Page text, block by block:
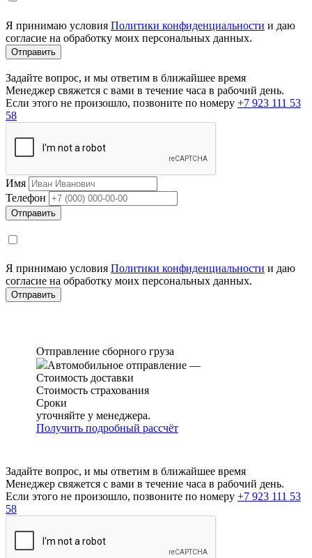
Я принимаю условия Политики конфиденциальности и даю
согласие на обработку моих персональных данных.
Задайте вопрос, и мы ответим в ближайшее время
Менеджер свяжется с вами в течение часа в рабочий день.
Если этого не произошло, позвоните по номеру +7 923 111 53
58
Имя
Телефон
Я принимаю условия Политики конфиденциальности и даю
согласие на обработку моих персональных данных.
Отправление сборного груза
Автомобильное отправление —
Стоимость доставки
Стоимость страхования
Сроки
уточняйте у менеджера.
Получить подробный рассчёт
Задайте вопрос, и мы ответим в ближайшее время
Менеджер свяжется с вами в течение часа в рабочий день.
Если этого не произошло, позвоните по номеру +7 923 111 53
58